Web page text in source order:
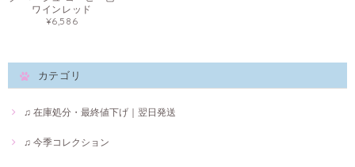
ワインレッド
¥6,586
カテゴリ
♫ 在庫処分・最終値下げ｜翌日発送
♫ 今季コレクション